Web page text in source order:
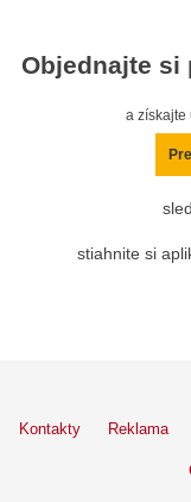
Objednajte si
a získajte
stiahnite si
Kontakty Reklama